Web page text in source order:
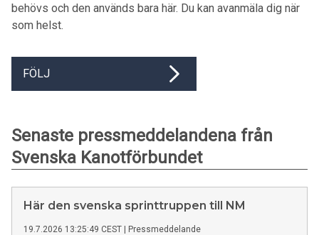
behövs och den används bara här. Du kan avanmäla dig när
som helst.
FÖLJ
Senaste pressmeddelandena från
Svenska Kanotförbundet
Här den svenska sprinttruppen till NM
19.7.2026 13:25:49 CEST | Pressmeddelande